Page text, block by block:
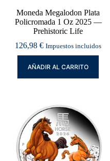
Moneda Megalodon Plata
Policromada 1 Oz 2025 —
Prehistoric Life
126,98€ Impuestos incluidos
AÑADIR AL CARRITO